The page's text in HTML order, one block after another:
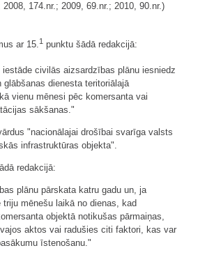
174.nr.; 2009, 69.nr.; 2010, 90.nr.)
ar 15.1 punktu šādā redakcijā:
iestāde civilās aizsardzības plānu iesniedz
dienesta teritoriālajā
vienu mēnesi pēc komersanta vai
sākšanas."
"nacionālajai drošībai svarīga valsts
infrastruktūras objekta".
redakcijā:
plānu pārskata katru gadu un, ja
mēnešu laikā no dienas, kad
objektā notikušas pārmaiņas,
aktos vai radušies citi faktori, kas var
īstenošanu."